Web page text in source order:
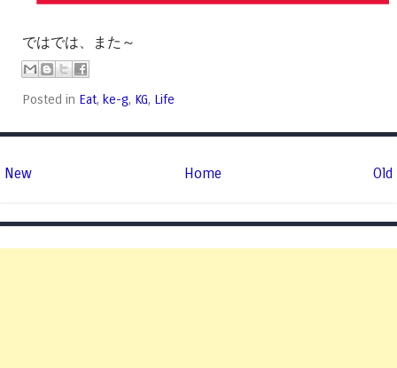
ではでは、また～
Posted in Eat, ke-g, KG, Life
New Old
Home